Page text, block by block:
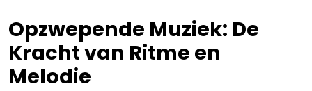
Opzwepende Muziek: De
Kracht van Ritme en
Melodie